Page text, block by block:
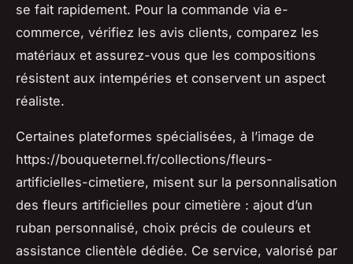
se fait rapidement. Pour la commande via e-
commerce, vérifiez les avis clients, comparez les
matériaux et assurez-vous que les compositions
résistent aux intempéries et conservent un aspect
réaliste.
Certaines plateformes spécialisées, à l’image de
https://bouqueternel.fr/collections/fleurs-
artificielles-cimetiere, misent sur la personnalisation
des fleurs artificielles pour cimetière : ajout d’un
ruban personnalisé, choix précis de couleurs et
assistance clientèle dédiée. Ce service, valorisé par